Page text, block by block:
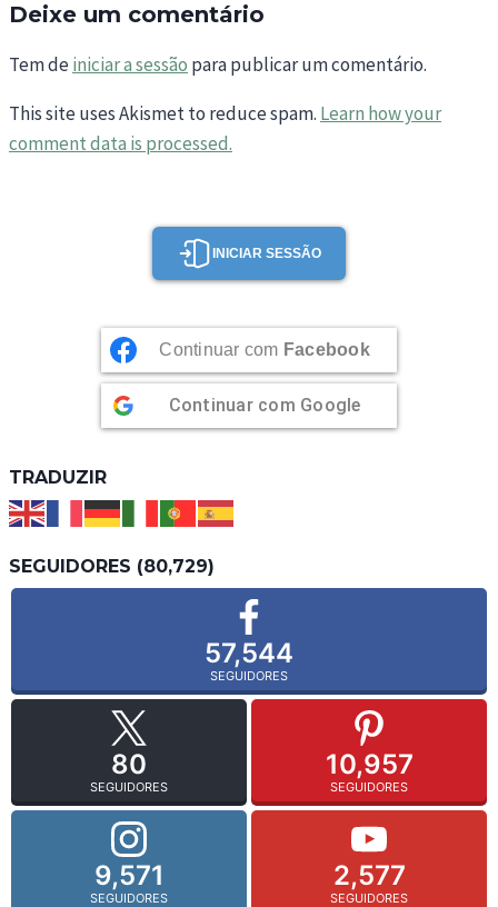
Deixe um comentário
Tem deiniciar a sessão para publicar um comentário.
This site uses Akismet to reduce spam. Learn how your
comment data is processed.
INICIAR SESSÃO
Continuar com Facebook
Continuar com Google
TRADUZIR
SEGUIDORES (80,729)
57,544
SEGUIDORES
80
SEGUIDORES
10,957
SEGUIDORES
9,571
SEGUIDORES
2,577
SEGUIDORES